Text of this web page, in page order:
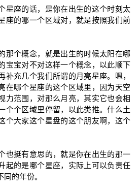
星座的话，是你在出生的这个时刻太
座的哪一个区域对，就是按照我们前
那个概念，就是出生的时候太阳在哪
宝宝对不对这样一个概念，以此顺下
补充几个我们所谓的月亮星座。嗯，
在哪个星座的这个区域里，因为天空
力范围，对那么月亮，其实它也会相
个个区域里停留，以此类推。什么土
个大家这个星盘的这个朋友啊，这个
也挺有意思的，就是你在出生的那一
起的是哪个星座，实际上可以负责任
的年份。